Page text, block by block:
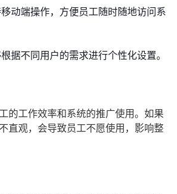
移动端操作，方便员工随时随地访问系
据不同用户的需求进行个性化设置。
的工作效率和系统的推广使用。如果
直观，会导致员工不愿使用，影响整